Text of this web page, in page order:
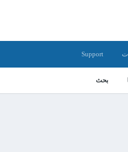
بحث
Support